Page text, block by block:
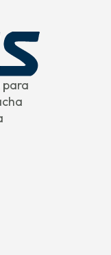
para